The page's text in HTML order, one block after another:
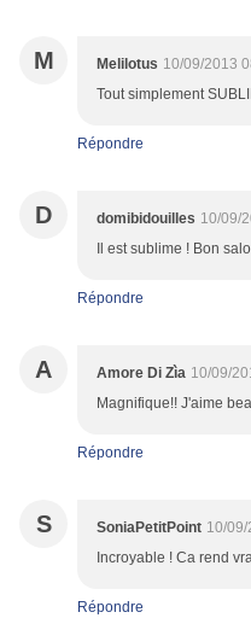
M Melilotus 10/09/2013
Tout simplement
Répondre
D domibidouilles 10/09/
Il est sublime ! Bon
Répondre
A Amore Di Zìa 10/09/
Magnifique!! J'aime
Répondre
S SoniaPetitPoint 10/
Incroyable ! Ca rend
Répondre